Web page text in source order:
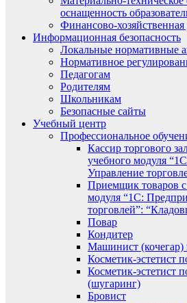
оснащенность
Финансово-хозяйственная
Информационная безопасность
Локальные нормативные
Нормативное
Педагогам
Родителям
Школьникам
Безопасные сайты
Учебный центр
Профессиональное
Кассир торгового
учебного модуля
Управление
Приемщик товаров
модуля “1С:
торговлей”:
Повар
Кондитер
Машинист (кочегар)
Косметик-эстетист
Косметик-эстетист
(шугаринг)
Бровист